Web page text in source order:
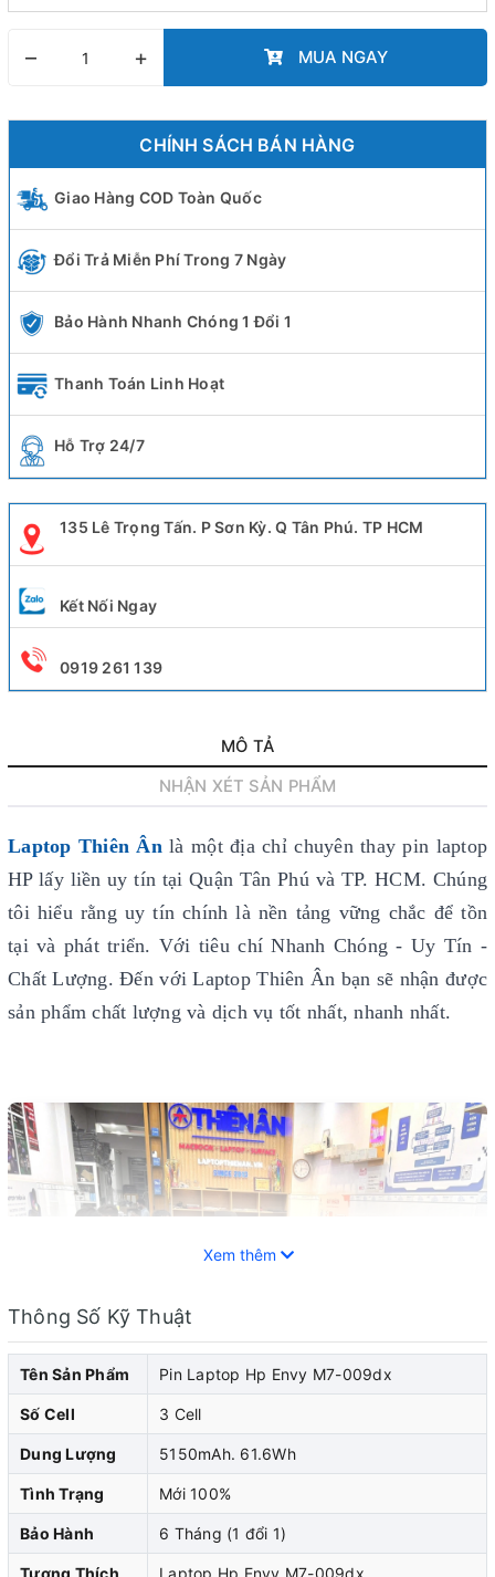
– + MUA NGAY
CHÍNH SÁCH BÁN HÀNG
Giao Hàng COD Toàn Quốc
Đổi Trả Miễn Phí Trong 7 Ngày
Bảo Hành Nhanh Chóng 1 Đổi 1
Thanh Toán Linh Hoạt
Hỗ Trợ 24/7
135 Lê Trọng Tấn. P Sơn Kỳ. Q Tân Phú. TP HCM
Kết Nối Ngay
0919 261 139
MÔ TẢ
NHẬN XÉT SẢN PHẨM
Laptop Thiên Ânlà một địa chỉ chuyên thay pin laptop
HP lấy liền uy tín tại Quận Tân Phú và TP. HCM. Chúng
tôi hiểu rằng uy tín chính là nền tảng vững chắc để tồn
tại và phát triển. Với tiêu chí Nhanh Chóng - Uy Tín -
Chất Lượng. Đến với Laptop Thiên Ân bạn sẽ nhận được
sản phẩm chất lượng và dịch vụ tốt nhất, nhanh nhất.
Pin laptop HP đóng vai trò quan trọng trong việc cung
cấp năng lượng cho laptop hp của bạn. Khi pin laptop
Xem thêm
Thông Số Kỹ Thuật
Tên Sản Phẩm Pin Laptop Hp Envy M7-009dx
Số Cell 3 Cell
Dung Lượng 5150mAh. 61.6Wh
Tình Trạng Mới 100%
Bảo Hành 6 Tháng (1 đổi 1)
Tương Thích Laptop Hp Envy M7-009dx